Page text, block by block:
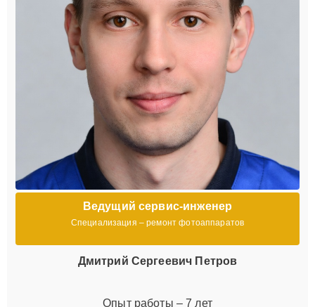
Ведущий сервис-инженер
Специализация – ремонт фотоаппаратов
Дмитрий Сергеевич Петров
Опыт работы – 7 лет